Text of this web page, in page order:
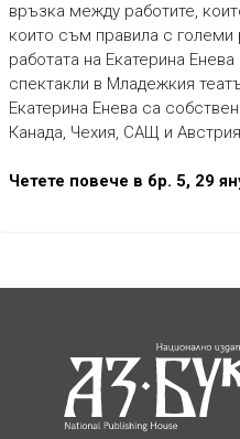
връзка между работите,
които съм правила с големи
работата на Екатерина
спектакли в Младежкия
Екатерина Енева са
Канада, Чехия, САЩ и
Четете повече в бр. 5, 29